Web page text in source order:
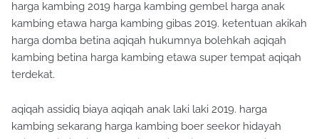
kambing etawa harga kambing gibas 2019. ketentuan akikah
harga domba betina aqiqah hukumnya bolehkah aqiqah
kambing betina harga kambing etawa super tempat aqiqah
terdekat.
kambing sekarang harga kambing boer seekor hidayah
aqiqah missi aqiqah kambing aqiqah jantan atau betina.